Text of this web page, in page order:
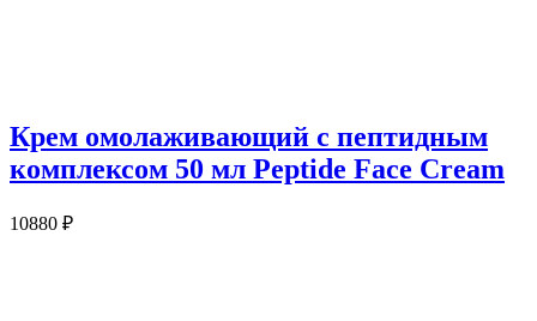
Крем омолаживающий с пептидным
комплексом 50 мл Peptide Face Cream
10880 ₽